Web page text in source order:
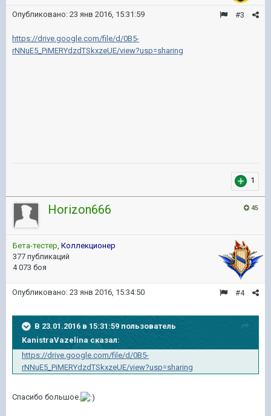
#3
Опубликовано: 23 янв 2016, 15:31:59
https://drive.google.com/file/d/0B5-
rNNuE5_PiMERYdzdTSkxzeUE/view?usp=sharing
1
45
Horizon666
Бета-тестер, Коллекционер
377 публикаций
4 073 боя
#4
Опубликовано: 23 янв 2016, 15:34:50
В 23.01.2016 в 15:31:59 пользователь
KanistraVazelina сказал:
https://drive.google.com/file/d/0B5-
rNNuE5_PiMERYdzdTSkxzeUE/view?usp=sharing
Спасибо большое.